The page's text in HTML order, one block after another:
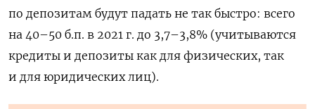
по депозитам будут падать не так быстро: всего
на 40–50 б.п. в 2021 г. до 3,7–3,8% (учитываются
кредиты и депозиты как для физических, так
и для юридических лиц).